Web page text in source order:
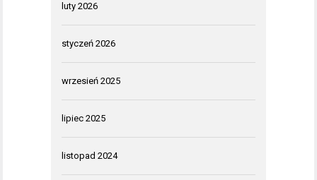
luty 2026
styczeń 2026
wrzesień 2025
lipiec 2025
listopad 2024